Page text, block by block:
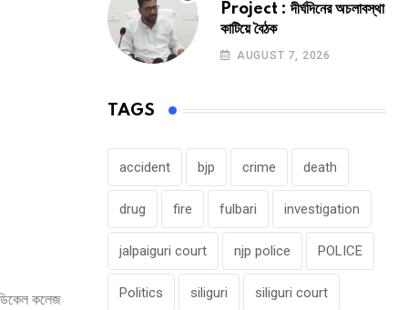
কলেজ
Project : দীর্ঘদিনের অচলাবস্থা
কাটিয়ে বৈঠক
AUGUST 7, 2026
TAGS
accident bjp crime death
drug fire fulbari investigation
jalpaiguri court njp police POLICE
Politics siliguri siliguri court